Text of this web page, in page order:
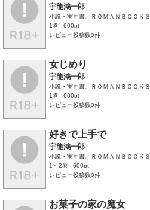
宇能鴻一郎
小説・実用書、ＲＯＭＡＮＢＯＯＫＳ
1巻
600pt
レビュー投稿数0件
女じめり
宇能鴻一郎
小説・実用書、ＲＯＭＡＮＢＯＯＫＳ
1巻
600pt
レビュー投稿数0件
好きで上手で
宇能鴻一郎
小説・実用書、ＲＯＭＡＮＢＯＯＫＳ
1～2巻
600pt
レビュー投稿数0件
お菓子の家の魔女